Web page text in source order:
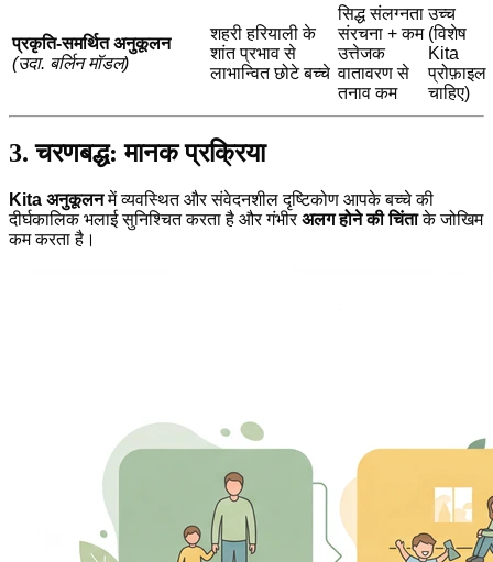
प्रकृति-समर्थित अनुकूलन
(उदा. बर्लिन मॉडल)
शहरी हरियाली के
शांत प्रभाव से
लाभान्वित छोटे बच्चे
सिद्ध संलग्नता
संरचना + कम
उत्तेजक
वातावरण से
तनाव कम
उच्च
(विशेष
Kita
प्रोफ़ाइल
चाहिए)
3. चरणबद्ध: मानक प्रक्रिया
Kita अनुकूलनमें व्यवस्थित और संवेदनशील दृष्टिकोण आपके बच्चे की
दीर्घकालिक भलाई सुनिश्चित करता है और गंभीरअलग होने की चिंताके जोखिम
कम करता है।